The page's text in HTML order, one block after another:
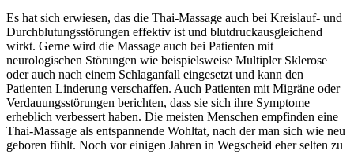
Es hat sich erwiesen, das die Thai-Massage auch bei Kreislauf- und
Durchblutungsstörungen effektiv ist und blutdruckausgleichend
wirkt. Gerne wird die Massage auch bei Patienten mit
neurologischen Störungen wie beispielsweise Multipler Sklerose
oder auch nach einem Schlaganfall eingesetzt und kann den
Patienten Linderung verschaffen. Auch Patienten mit Migräne oder
Verdauungsstörungen berichten, dass sie sich ihre Symptome
erheblich verbessert haben. Die meisten Menschen empfinden eine
Thai-Massage als entspannende Wohltat, nach der man sich wie neu
geboren fühlt. Noch vor einigen Jahren in Wegscheid eher selten zu